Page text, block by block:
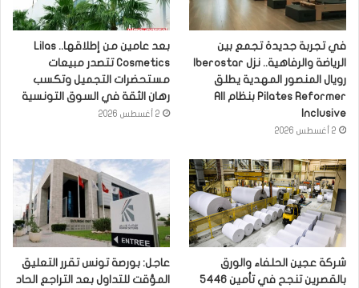
في تجربة جديدة تجمع بين
رويال المنصور المهدية يطلق
Pilates Reformer بنظام All
Inclusive
2 أغسطس 2026
بعد عامين من إطلاقها.. Lilas
Cosmetics تتصدر مبيعات
مستحضرات التجميل وتكسب
رهان الثقة في السوق التونسية
2 أغسطس 2026
شركة عجين الحلفاء والورق
بالقصرين تنجح في تأمين 5446
عاجل: بورصة تونس تقرر التعليق
المؤقت للتداول بعد التراجع الحاد